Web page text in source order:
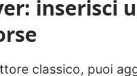
inserisci
classico, puoi